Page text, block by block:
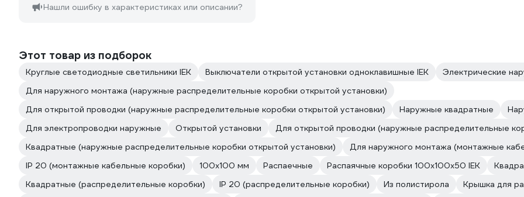
Нашли ошибку в характеристиках или описании?
Этот товар из подборок
Круглые светодиодные светильники IEK Выключатели открытой установки одноклавишные IEK
Электрические
Для наружного монтажа (наружные распределительные коробки открытой установки)
Для открытой проводки (наружные распределительные коробки открытой установки)
Наружные квадратные
Для электропроводки наружные
Открытой установки Для открытой проводки (наружные распределительные
Квадратные (наружные распределительные коробки открытой установки)
Для наружного монтажа (монтажные
IP 20 (монтажные кабельные коробки)
100х100 мм Распаечные Распаячные коробки 100х100х50 IEK
Квадратные (распределительные коробки)
IP 20 (распределительные коробки) Из полистирола
Крышка для